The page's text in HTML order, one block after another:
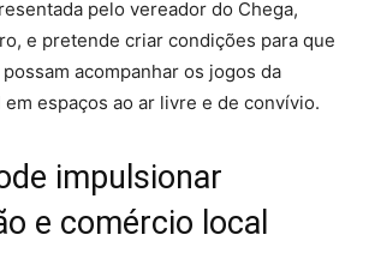
pelo vereador do Chega,
e pretende criar condições para que
acompanhar os jogos da
em espaços ao ar livre e de convívio.
impulsionar
e comércio local